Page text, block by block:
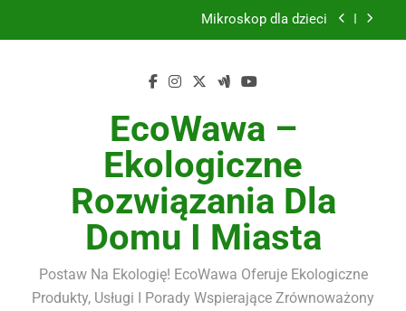
Mikroskop dla dzieci
Dywany nowoczesne
Mikroskop dla dzieci
Szkło hartowane 9H do smartfona komplet
EcoWawa –
Ekologiczne
Rozwiązania Dla
Domu I Miasta
Postaw Na Ekologię! EcoWawa Oferuje Ekologiczne
Produkty, Usługi I Porady Wspierające Zrównoważony